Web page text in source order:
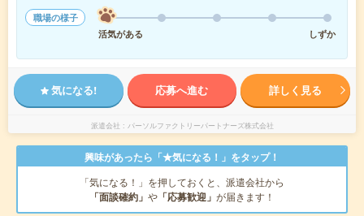
職場の様子
活気がある
しずか
気になる! 応募へ進む 詳しく見る
派遣会社 パーソルファクトリーパートナーズ株式会社
興味があったら「★気になる！」をタップ！
「気になる！」を押しておくと、派遣会社から
「面談確約」 や 「応募歓迎」 が届きます！